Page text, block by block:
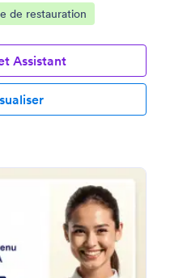
de restauration
Assistant